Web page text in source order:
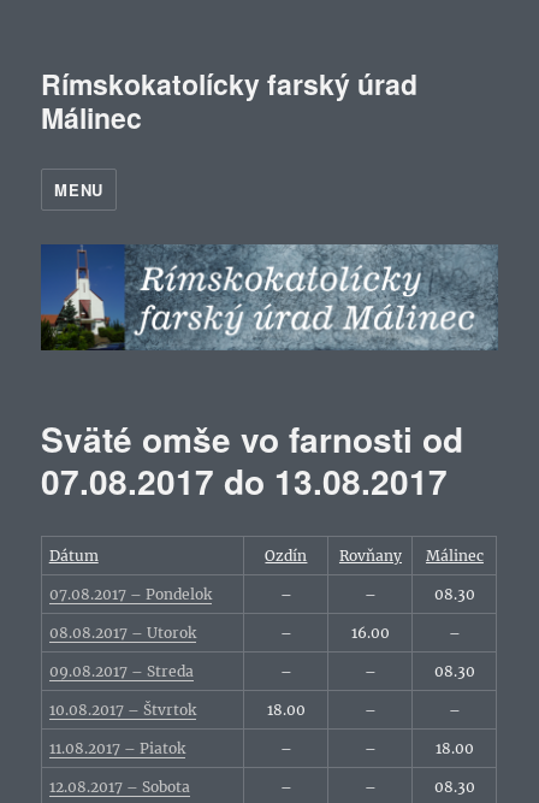
Rímskokatolícky farský úrad
Málinec
MENU
Sväté omše vo farnosti od
07.08.2017 do 13.08.2017
Dátum Ozdín Rovňany Málinec
07.08.2017 – Pondelok – – 08.30
08.08.2017 – Utorok – 16.00 –
09.08.2017 – Streda – – 08.30
10.08.2017 – Štvrtok 18.00 – –
11.08.2017 – Piatok – – 18.00
12.08.2017 – Sobota – – 08.30